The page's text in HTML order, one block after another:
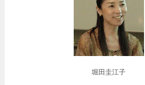
堀田圭江子